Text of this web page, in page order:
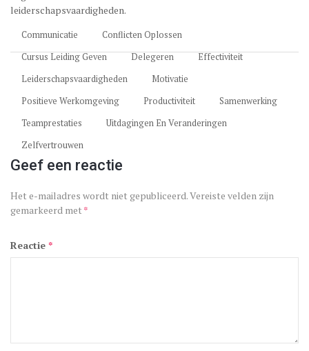
leiderschapsvaardigheden.
Communicatie
Conflicten Oplossen
Cursus Leiding Geven
Delegeren
Effectiviteit
Leiderschapsvaardigheden
Motivatie
Positieve Werkomgeving
Productiviteit
Samenwerking
Teamprestaties
Uitdagingen En Veranderingen
Zelfvertrouwen
Geef een reactie
Het e-mailadres wordt niet gepubliceerd.Vereiste velden zijn
gemarkeerd met *
Reactie *